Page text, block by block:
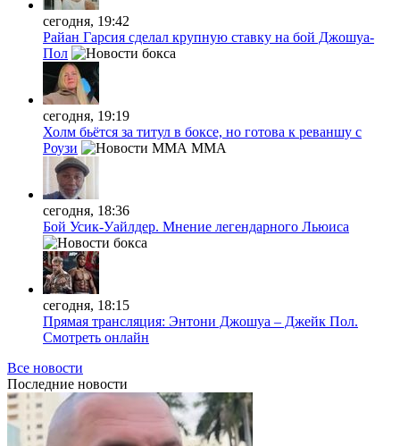
сегодня, 19:42
Райан Гарсия сделал крупную ставку на бой Джошуа-
Пол
сегодня, 19:19
Холм бьётся за титул в боксе, но готова к реваншу с
Роузи
MMA
сегодня, 18:36
Бой Усик-Уайлдер. Мнение легендарного Льюиса
сегодня, 18:15
Прямая трансляция: Энтони Джошуа – Джейк Пол.
Смотреть онлайн
Все новости
Последние новости